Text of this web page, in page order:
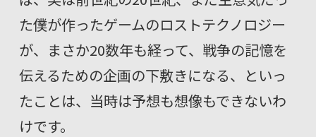
た僕が作ったゲームのロストテクノロジー
が、まさか20数年も経って、戦争の記憶を
伝えるための企画の下敷きになる、といっ
たことは、当時は予想も想像もできないわ
けです。